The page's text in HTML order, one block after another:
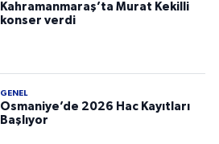
Kahramanmaraş’ta Murat Kekilli
konser verdi
GENEL
Osmaniye’de 2026 Hac Kayıtları
Başlıyor